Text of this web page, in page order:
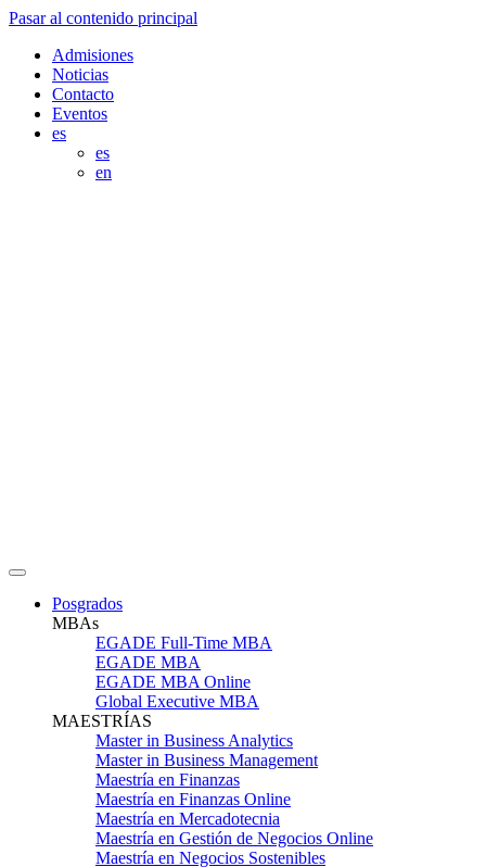
Pasar al contenido principal
Admisiones
Noticias
Contacto
Eventos
es
es
en
Posgrados
MBAs
EGADE Full-Time MBA
EGADE MBA
EGADE MBA Online
Global Executive MBA
MAESTRÍAS
Master in Business Analytics
Master in Business Management
Maestría en Finanzas
Maestría en Finanzas Online
Maestría en Mercadotecnia
Maestría en Gestión de Negocios Online
Maestría en Negocios Sostenibles